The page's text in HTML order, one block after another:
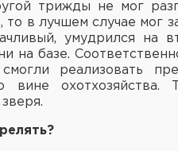
трижды не мог
то в лучшем случае мог
умудрился на
на базе.
реализовать
вине